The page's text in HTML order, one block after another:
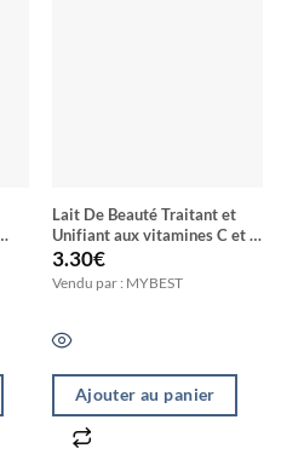
Lait De Beauté Traitant et
Unifiant aux vitamines C et E
LEMON CLEAR
3.30€
Vendu par : MYBEST
Ajouter au panier